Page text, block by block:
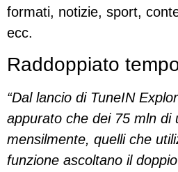
formati, notizie, sport,
ecc.
Raddoppiato
“Dal lancio di TuneIN
appurato che dei 75 mln di
mensilmente, quelli che
funzione ascoltano il